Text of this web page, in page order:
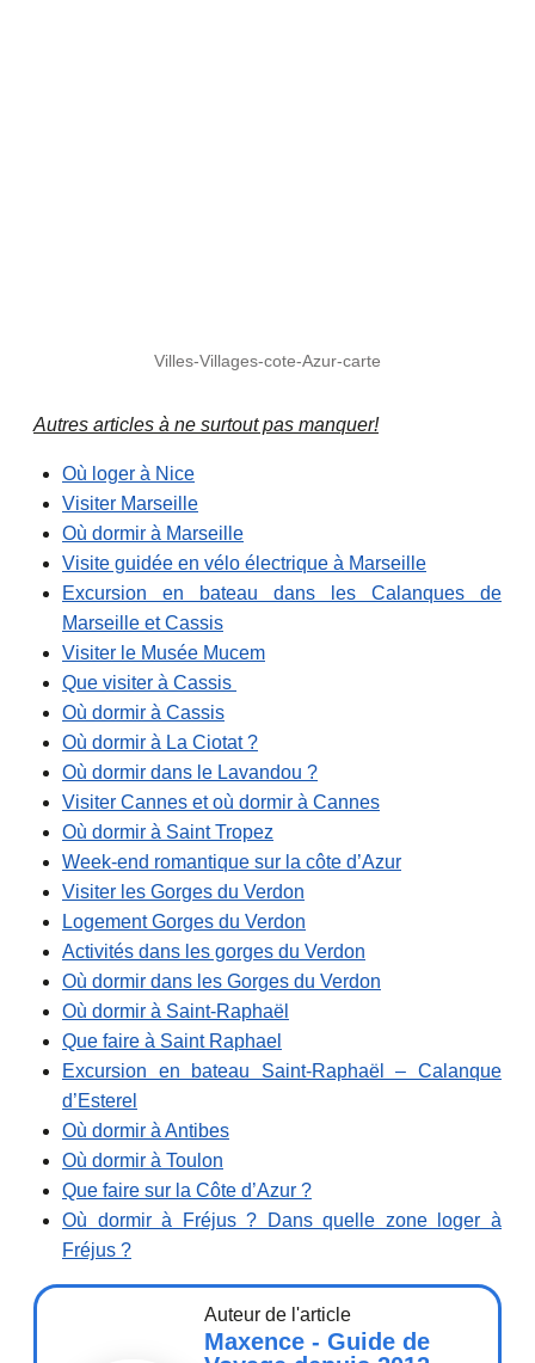
Villes-Villages-cote-Azur-carte
Autres articles à ne surtout pas manquer!
Où loger à Nice
Visiter Marseille
Où dormir à Marseille
Visite guidée en vélo électrique à Marseille
Excursion en bateau dans les Calanques de
Marseille et Cassis
Visiter le Musée Mucem
Que visiter à Cassis
Où dormir à Cassis
Où dormir à La Ciotat ?
Où dormir dans le Lavandou ?
Visiter Cannes et où dormir à Cannes
Où dormir à Saint Tropez
Week-end romantique sur la côte d’Azur
Visiter les Gorges du Verdon
Logement Gorges du Verdon
Activités dans les gorges du Verdon
Où dormir dans les Gorges du Verdon
Où dormir à Saint-Raphaël
Que faire à Saint Raphael
Excursion en bateau Saint-Raphaël – Calanque
d’Esterel
Où dormir à Antibes
Où dormir à Toulon
Que faire sur la Côte d’Azur ?
Où dormir à Fréjus ? Dans quelle zone loger à
Fréjus ?
Auteur de l'article
Maxence - Guide de